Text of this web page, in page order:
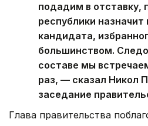
подадим в отставку,
республики
кандидата,
большинством.
составе мы
раз, — сказал Никол
заседание
Глава правительства